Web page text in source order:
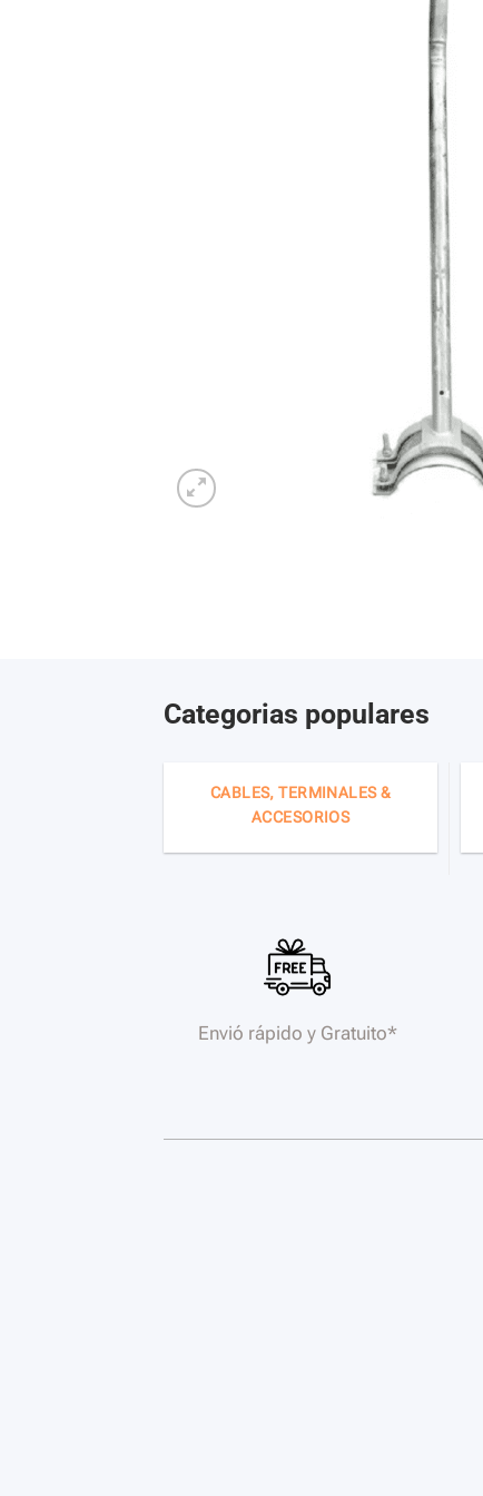
Categorias populares
CABLES, TERMINALES &
ACCESORIOS
Envió rápido y Gratuito*